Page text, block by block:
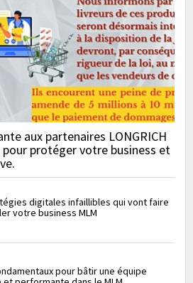
aux partenaires LONGRICH
protéger votre business et
digitales infaillibles qui vont faire
votre business MLM
pour bâtir une équipe